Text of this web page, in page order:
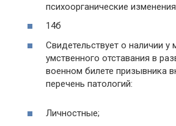
психоорганические
14б
Свидетельствует о наличии у
умственного отставания в
военном билете призывника
перечень патологий:
Личностные;